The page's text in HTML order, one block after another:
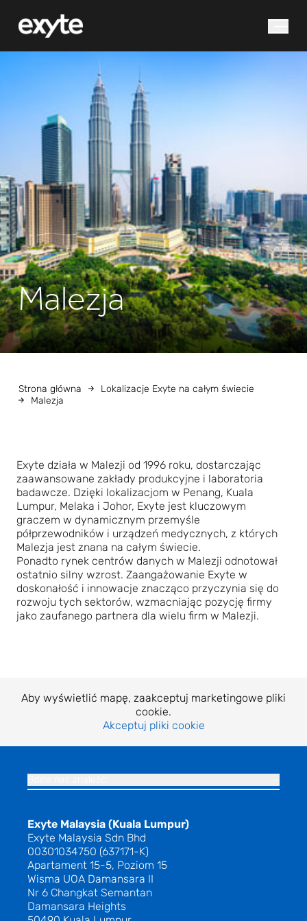
Czego szukasz?
Wyszukiwanie
Malezja
Strona główna
Lokalizacje Exyte na całym świecie
Malezja
Exyte działa w Malezji od 1996 roku, dostarczając
zaawansowane zakłady produkcyjne i laboratoria
badawcze. Dzięki lokalizacjom w Penang, Kuala
Lumpur, Melaka i Johor, Exyte jest kluczowym
graczem w dynamicznym przemyśle
półprzewodników i urządzeń medycznych, z których
Malezja jest znana na całym świecie.
Ponadto rynek centrów danych w Malezji odnotował
ostatnio silny wzrost. Zaangażowanie Exyte w
doskonałość i innowacje znacząco przyczynia się do
rozwoju tych sektorów, wzmacniając pozycję firmy
jako zaufanego partnera dla wielu firm w Malezji.
Aby wyświetlić mapę, zaakceptuj marketingowe pliki
cookie.
Akceptuj pliki cookie
Exyte Malaysia (Kuala Lumpur)
Exyte Malaysia Sdn Bhd
00301034750 (637171-K)
Apartament 15-5, Poziom 15
Wisma UOA Damansara II
Nr 6 Changkat Semantan
Damansara Heights